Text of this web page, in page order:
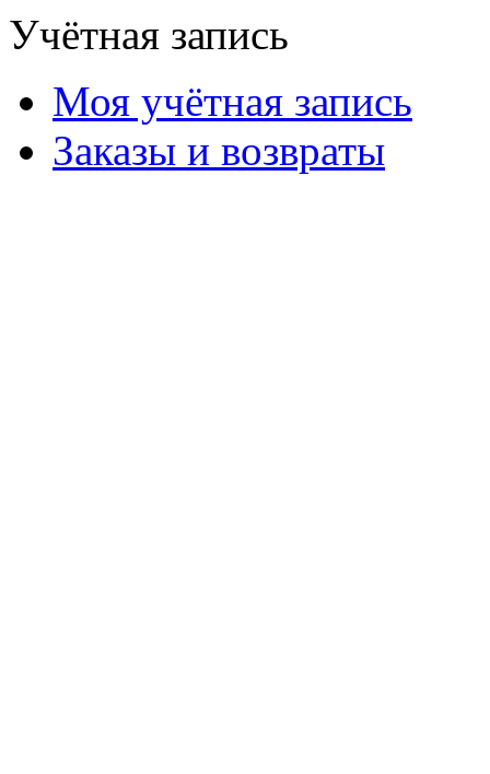
Учётная запись
Моя учётная запись
Заказы и возвраты